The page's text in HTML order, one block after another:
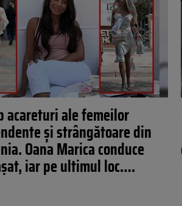
acareturi ale femeilor
și strângătoare din
Oana Marica conduce
iar pe ultimul loc….